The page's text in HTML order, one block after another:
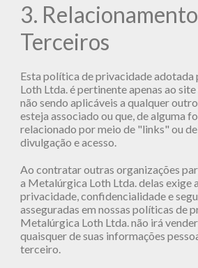
3.
Terceiros
Esta política de privacidade
Loth Ltda. é pertinente apenas ao site
não sendo aplicáveis a qualquer
esteja associado ou que, de alguma
relacionado por meio de "links" ou
divulgação e acesso.
Ao contratar outras organizações
a Metalúrgica Loth Ltda. delas exige
privacidade, confidencialidade e
asseguradas em nossas políticas de
Metalúrgica Loth Ltda. não irá
quaisquer de suas informações
terceiro.